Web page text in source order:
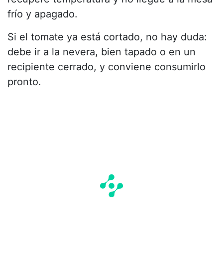
frío y apagado.
Si el tomate ya está cortado, no hay duda:
debe ir a la nevera, bien tapado o en un
recipiente cerrado, y conviene consumirlo
pronto.